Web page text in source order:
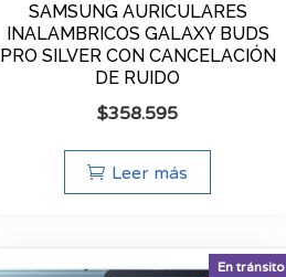
SAMSUNG AURICULARES
INALAMBRICOS GALAXY BUDS
PRO SILVER CON CANCELACIÓN
DE RUIDO
$358.595
Leer más
En tránsito